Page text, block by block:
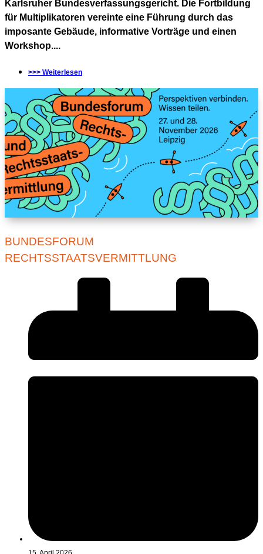
Karlsruher Bundesverfassungsgericht. Die Fortbildung
für Multiplikatoren vereinte eine Führung durch das
imposante Gebäude, informative Vorträge und einen
Workshop....
>>> Weiterlesen
BUNDESFORUM
RECHTSSTAATSVERMITTLUNG